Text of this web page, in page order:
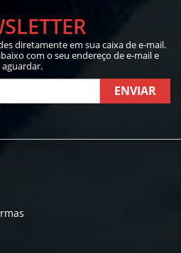
diretamente em sua caixa de e-mail.
com o seu endereço de e-mail e
aguardar.
ENVIAR